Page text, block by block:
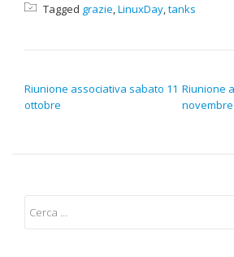
Tagged grazie,LinuxDay,tanks
Riunione associativa sabato 11
ottobre
Riunione
novembre